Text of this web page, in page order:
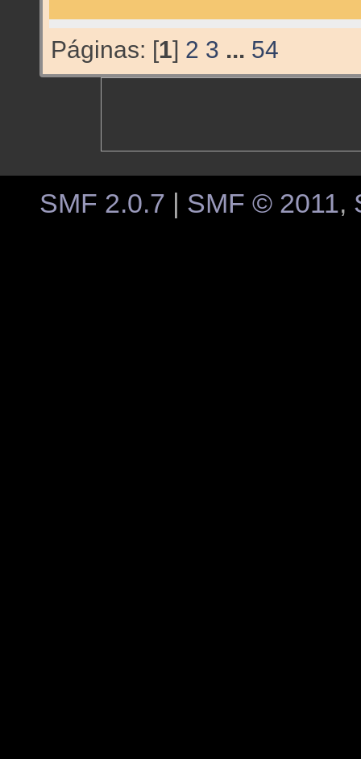
Páginas: [1] 2 3 ... 54
SMF 2.0.7 SMF © 2011,